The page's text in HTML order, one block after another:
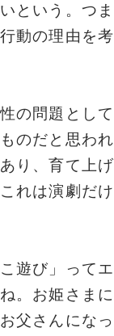
という。つま
動の理由を考
の問題として
のだと思われ
り、育て上げ
れは演劇だけ
遊び」ってエ
。お姫さまに
父さんになっ